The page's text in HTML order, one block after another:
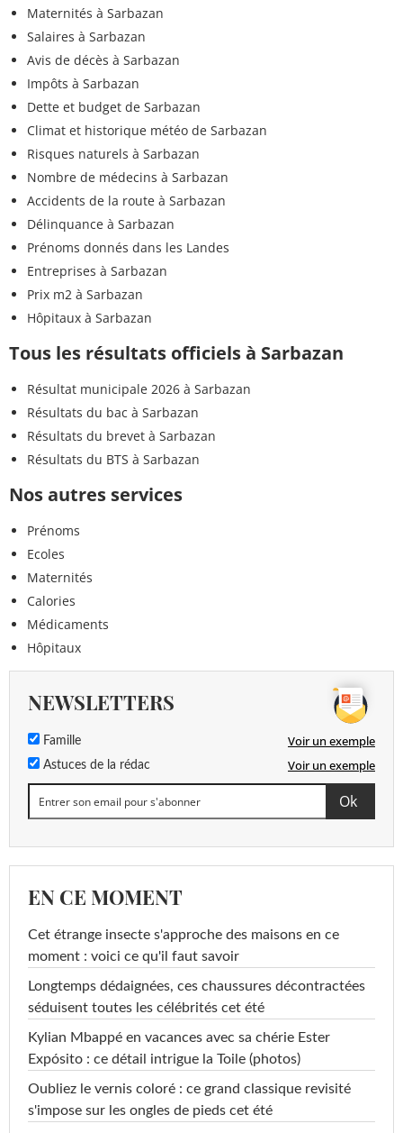
Maternités à Sarbazan
Salaires à Sarbazan
Avis de décès à Sarbazan
Impôts à Sarbazan
Dette et budget de Sarbazan
Climat et historique météo de Sarbazan
Risques naturels à Sarbazan
Nombre de médecins à Sarbazan
Accidents de la route à Sarbazan
Délinquance à Sarbazan
Prénoms donnés dans les Landes
Entreprises à Sarbazan
Prix m2 à Sarbazan
Hôpitaux à Sarbazan
Tous les résultats officiels à Sarbazan
Résultat municipale 2026 à Sarbazan
Résultats du bac à Sarbazan
Résultats du brevet à Sarbazan
Résultats du BTS à Sarbazan
Nos autres services
Prénoms
Ecoles
Maternités
Calories
Médicaments
Hôpitaux
NEWSLETTERS
Famille Voir un exemple
Astuces de la rédac Voir un exemple
EN CE MOMENT
Cet étrange insecte s'approche des maisons en ce
moment : voici ce qu'il faut savoir
Longtemps dédaignées, ces chaussures décontractées
séduisent toutes les célébrités cet été
Kylian Mbappé en vacances avec sa chérie Ester
Expósito : ce détail intrigue la Toile (photos)
Oubliez le vernis coloré : ce grand classique revisité
s'impose sur les ongles de pieds cet été